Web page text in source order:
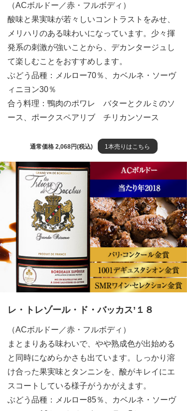
（ACボルドー／赤・フルボディ）
酸味と果実味が若々しいコントラストをみせ、
メリハリのある味わいになっています。少々揮
発系の刺激が強いことから、デカンタージュし
て楽しむことをおすすめします。
ぶどう品種：メルロー70％、カベルネ・ソーヴ
ィニヨン30％
合う料理：鴨肉のポワレ バターとクルミのソ
ース、ポークスペアリブ チリカンソース
通常価格 2,068円(税込) 1本売りはこちら
レ・トレゾール・ド・バッカス’１８
（ACボルドー／赤・フルボディ）
まとまりある味わいで、やや熟成色が出始める
と同時になめらかさも出ています。しっかり溶
け合った果実味とタンニンを、酸がキレイにエ
スコートしている様子がうかがえます。
ぶどう品種：メルロー85％、カベルネ・ソーヴ